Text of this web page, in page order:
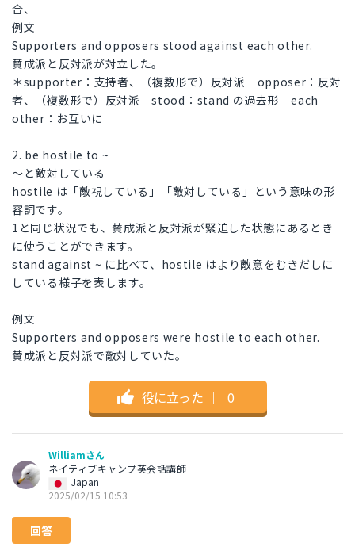
合、
例文
Supporters and opposers stood against each other.
賛成派と反対派が対立した。
＊supporter：支持者、（複数形で）反対派 opposer：反対
者、（複数形で）反対派 stood：stand の過去形 each
other：お互いに
2. be hostile to ~
～と敵対している
hostile は「敵視している」「敵対している」という意味の形
容詞です。
1と同じ状況でも、賛成派と反対派が緊迫した状態にあるとき
に使うことができます。
stand against ~ に比べて、hostile はより敵意をむきだしに
している様子を表します。
例文
Supporters and opposers were hostile to each other.
賛成派と反対派で敵対していた。
役に立った ｜ 0
Williamさん
ネイティブキャンプ英会話講師
Japan
2025/02/15 10:53
回答